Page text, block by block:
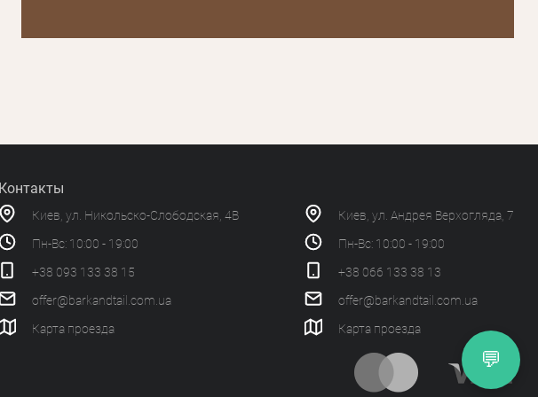
Контакты
Киев, ул. Никольско-Слободская, 4В
Пн-Вс: 10:00 - 19:00
+38 093 133 38 15
offer@barkandtail.com.ua
Карта проезда
Киев, ул. Андрея Верхогляда, 7
Пн-Вс: 10:00 - 19:00
+38 066 133 38 13
offer@barkandtail.com.ua
Карта проезда
💬